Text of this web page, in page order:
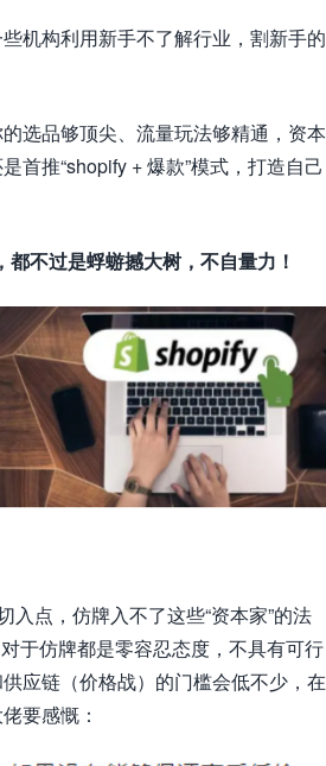
机构利用新手不了解行业，割新手的
选品够顶尖、流量玩法够精通，资本
首推“shopify + 爆款”模式，打造自己
不过是蜉蝣撼大树，不自量力！
入点，仿牌入不了这些“资本家”的法
于仿牌都是零容忍态度，不具有可行
应链（价格战）的门槛会低不少，在
要感慨：